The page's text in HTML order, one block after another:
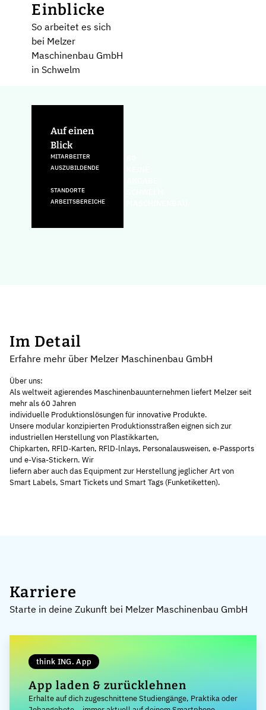
Einblicke
So arbeitet es sich
bei Melzer
Maschinenbau GmbH
in Schwelm
Auf einen
Blick
MITARBEITER
AUSZUBILDENDE
STANDORTE
ARBEITSBEREICHE
Im Detail
Erfahre mehr über Melzer Maschinenbau GmbH
Über uns:
Als weltweit agierendes Maschinenbauunternehmen liefert Melzer seit
mehr als 60 Jahren
individuelle Produktionslösungen für innovative Produkte.
Unsere modular konzipierten Produktionsstraßen eignen sich zur
industriellen Herstellung von Plastikkarten,
Chipkarten, RFlD-Karten, RFlD-lnlays, Personalausweisen, e-Passports
und e-Visa-Stickern. Wir
liefern aber auch das Equipment zur Herstellung jeglicher Art von
Smart Labels, Smart Tickets und Smart Tags (Funketiketten).
Karriere
Starte in deine Zukunft bei Melzer Maschinenbau GmbH
think ING. App
App laden & zurücklehnen
Erhalte auf dich zugeschnittene Studiengänge, Praktika oder